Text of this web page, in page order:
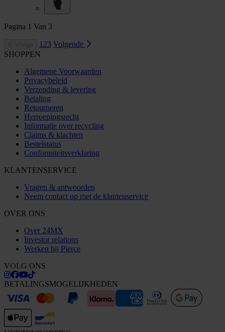
Pagina 1 Van 3
1 23 Volgende
SHOPPEN
Algemene Voorwaarden
Privacybeleid
Verzending & levering
Betaling
Retourneren
Herroepingsrecht
Informatie over recycling
Claims & klachten
Bestelstatus
Conformiteitsverklaring
KLANTENSERVICE
Vragen & antwoorden
Neem contact op met de klantenservice
OVER ONS
Over 24MX
Investor relations
Werken bij Pierce
VOLG ONS
BETALINGSMOGELIJKHEDEN